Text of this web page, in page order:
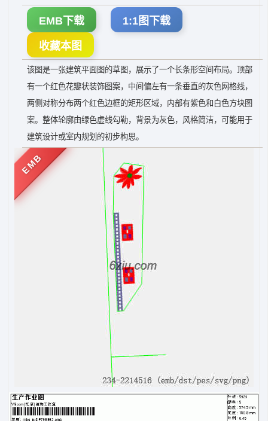
EMB下载 1:1图下载
收藏本图
该图是一张建筑平面图的草图，展示了一个长条形空间布局。顶部
有一个红色花瓣状装饰图案，中间偏左有一条垂直的灰色网格线，
两侧对称分布两个红色边框的矩形区域，内部有紫色和白色方块图
案。整体轮廓由绿色虚线勾勒，背景为灰色，风格简洁，可能用于
建筑设计或室内规划的初步构思。
EMB